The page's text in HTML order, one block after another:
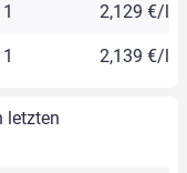
1 2,129 €/l
1 2,139 €/l
letzten